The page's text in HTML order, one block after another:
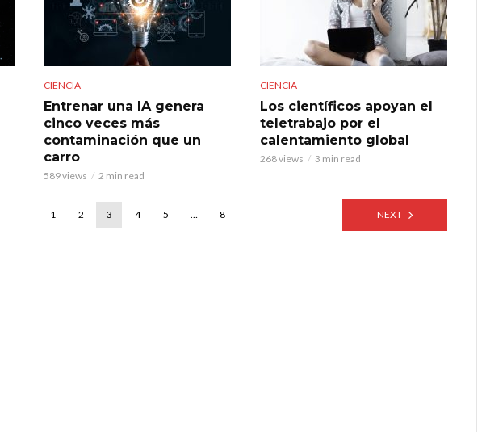
CIENCIA
Entrenar una IA genera
cinco veces más
contaminación que un
carro
589 views 2 min read
CIENCIA
Los científicos apoyan el
teletrabajo por el
calentamiento global
268 views 3 min read
1 2 3 4 5 … 8 NEXT